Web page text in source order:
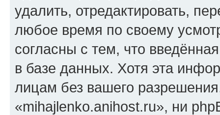
удалить, отредактировать,
любое время по своему
согласны с тем, что
в базе данных. Хотя эта
лицам без вашего
«mihajlenko.anihost.ru», ни